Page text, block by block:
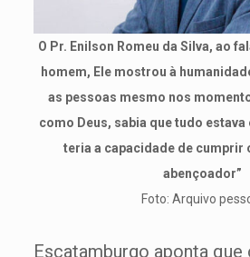
O Pr. Enilson Romeu da Silva, ao
homem, Ele mostrou à
as pessoas mesmo nos
como Deus, sabia que tudo estava
teria a capacidade de cumprir
abençoador”
Foto: Arquivo
Escatamburgo aponta